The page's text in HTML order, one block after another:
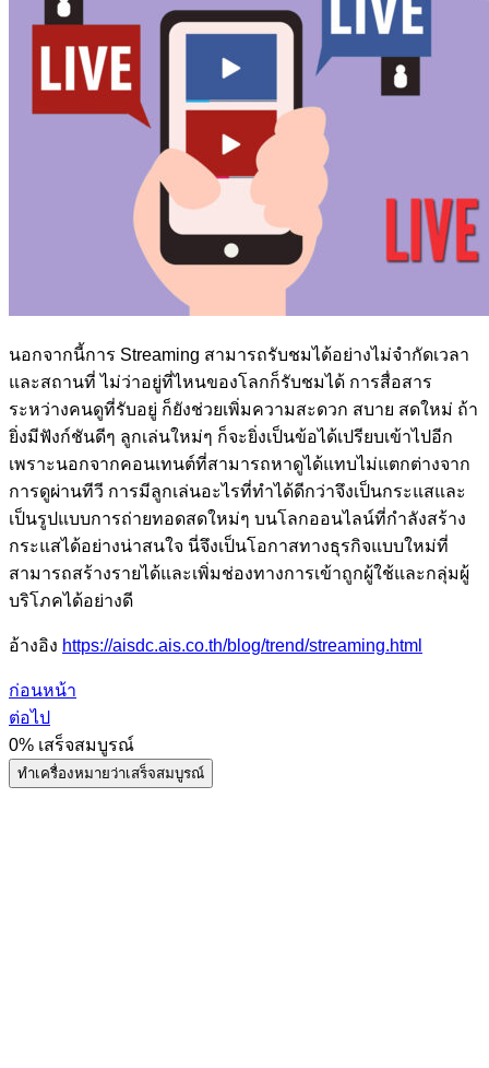
นอกจากนี้การ Streaming สามารถรับชมได้อย่างไม่จำกัดเวลา
และสถานที่ ไม่ว่าอยู่ที่ไหนของโลกก็รับชมได้ การสื่อสาร
ระหว่างคนดูที่รับอยู่ ก็ยังช่วยเพิ่มความสะดวก สบาย สดใหม่ ถ้า
ยิ่งมีฟังก์ชันดีๆ ลูกเล่นใหม่ๆ ก็จะยิ่งเป็นข้อได้เปรียบเข้าไปอีก
เพราะนอกจากคอนเทนต์ที่สามารถหาดูได้แทบไม่แตกต่างจาก
การดูผ่านทีวี การมีลูกเล่นอะไรที่ทำได้ดีกว่าจึงเป็นกระแสและ
เป็นรูปแบบการถ่ายทอดสดใหม่ๆ บนโลกออนไลน์ที่กำลังสร้าง
กระแสได้อย่างน่าสนใจ นี่จึงเป็นโอกาสทางธุรกิจแบบใหม่ที่
สามารถสร้างรายได้และเพิ่มช่องทางการเข้าถูกผู้ใช้และกลุ่มผู้
บริโภคได้อย่างดี
อ้างอิง https://aisdc.ais.co.th/blog/trend/streaming.html
ก่อนหน้า
ต่อไป
0% เสร็จสมบูรณ์
ทำเครื่องหมายว่าเสร็จสมบูรณ์